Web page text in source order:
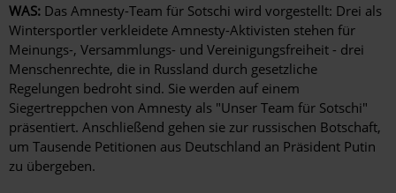
WAS: Das Amnesty-Team für Sotschi wird vorgestellt: Drei als
Wintersportler verkleidete Amnesty-Aktivisten stehen für
Meinungs-, Versammlungs- und Vereinigungsfreiheit - drei
Menschenrechte, die in Russland durch gesetzliche
Regelungen bedroht sind. Sie werden auf einem
Siegertreppchen von Amnesty als "Unser Team für Sotschi"
präsentiert. Anschließend gehen sie zur russischen Botschaft,
um Tausende Petitionen aus Deutschland an Präsident Putin
zu übergeben.